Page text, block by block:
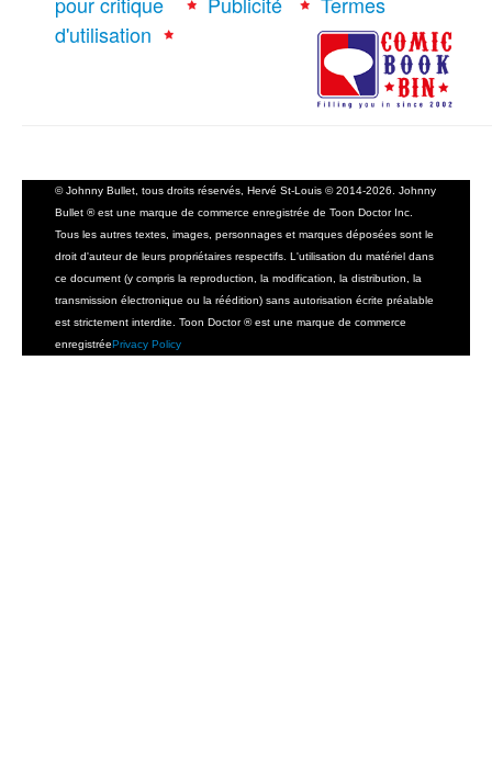
d'utilisation
© Johnny Bullet, tous droits réservés, Hervé St-Louis © 2014-2026. Johnny
Bullet ® est une marque de commerce enregistrée de Toon Doctor Inc.
Tous les autres textes, images, personnages et marques déposées sont le
droit d'auteur de leurs propriétaires respectifs. L'utilisation du matériel dans
ce document (y compris la reproduction, la modification, la distribution, la
transmission électronique ou la réédition) sans autorisation écrite préalable
est strictement interdite. Toon Doctor ® est une marque de commerce
enregistréePrivacy Policy